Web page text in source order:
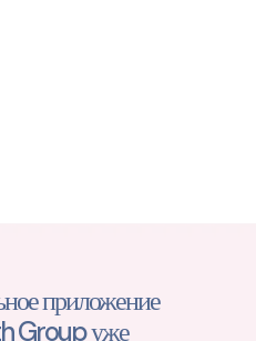
приложение
Group уже